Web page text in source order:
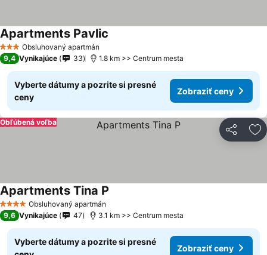
3 Počet hviezdičiek
Obsluhovaný apartmán
Apartments Pavlic
9,4 Vynikajúce 33 1.8 km >> Centrum mesta
Vyberte dátumy a pozrite si presné
ceny
Zobraziť ceny
Zdieľať
Obľúbená voľba
4 Počet hviezdičiek
Obsluhovaný apartmán
Apartments Tina P
9,6 Vynikajúce 47 3.1 km >> Centrum mesta
Vyberte dátumy a pozrite si presné
Zobraziť ceny